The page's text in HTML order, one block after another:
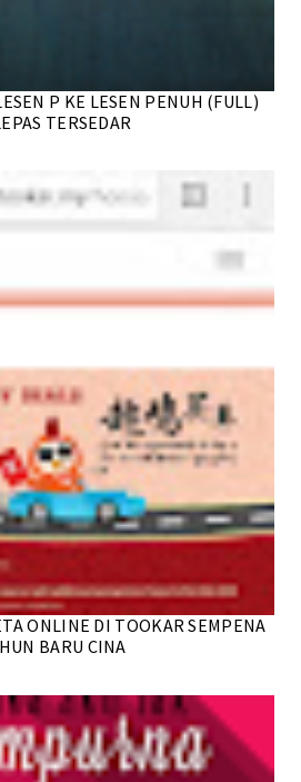
P KE LESEN PENUH (FULL)
TERSEDAR
ONLINE DI TOOKAR SEMPENA
BARU CINA